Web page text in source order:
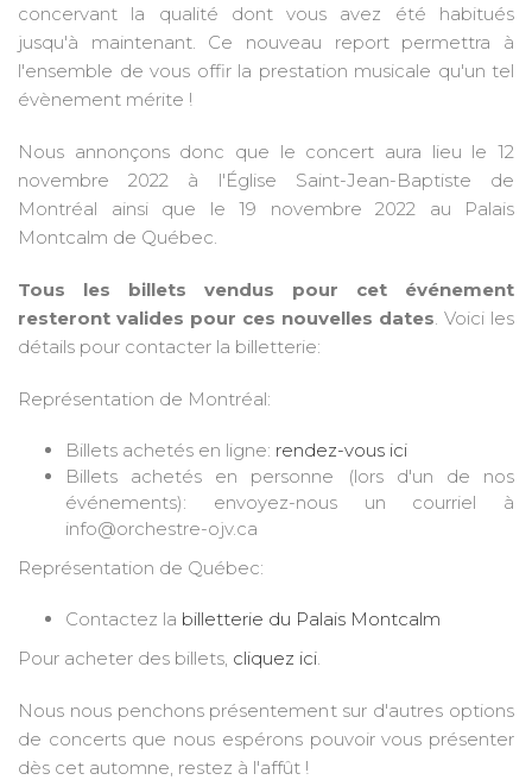
concervant la qualité dont vous avez été habitués
jusqu'à maintenant. Ce nouveau report permettra à
l'ensemble de vous offir la prestation musicale qu'un tel
évènement mérite !
Nous annonçons donc que le concert aura lieu le 12
novembre 2022 à l'Église Saint-Jean-Baptiste de
Montréal ainsi que le 19 novembre 2022 au Palais
Montcalm de Québec.
Tous les billets vendus pour cet événement
resteront valides pour ces nouvelles dates . Voici les
détails pour contacter la billetterie:
Représentation de Montréal:
Billets achetés en ligne: rendez-vous ici
Billets achetés en personne (lors d'un de nos
événements): envoyez-nous un courriel à
info@orchestre-ojv.ca
Représentation de Québec:
Contactez la billetterie du Palais Montcalm
Pour acheter des billets, cliquez ici
Nous nous penchons présentement sur d'autres options
de concerts que nous espérons pouvoir vous présenter
dès cet automne, restez à l'affût !